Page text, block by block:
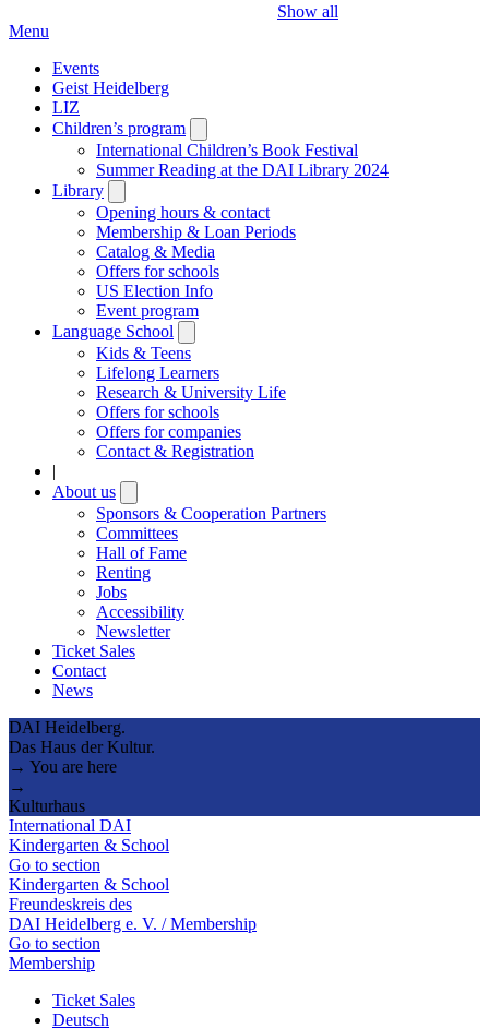
Show all
Menu
Events
Geist Heidelberg
LIZ
Children’s program
submenu
International Children’s Book Festival
Summer Reading at the DAI Library 2024
Library
submenu
Opening hours & contact
Membership & Loan Periods
Catalog & Media
Offers for schools
US Election Info
Event program
Language School
submenu
Kids & Teens
Lifelong Learners
Research & University Life
Offers for schools
Offers for companies
Contact & Registration
|
About us
submenu
Sponsors & Cooperation Partners
Committees
Hall of Fame
Renting
Jobs
Accessibility
Newsletter
Ticket Sales
Contact
News
DAI Heidelberg.
Das Haus der Kultur.
→ You are here
→
Kulturhaus
International DAI
Kindergarten & School
Go to section
Kindergarten & School
Freundeskreis des
DAI Heidelberg e. V. / Membership
Go to section
Membership
Ticket Sales
Deutsch